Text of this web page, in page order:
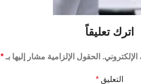
اترك تعليقاً
الحقول الإلزامية مشار إليها بـ*
التعليق*